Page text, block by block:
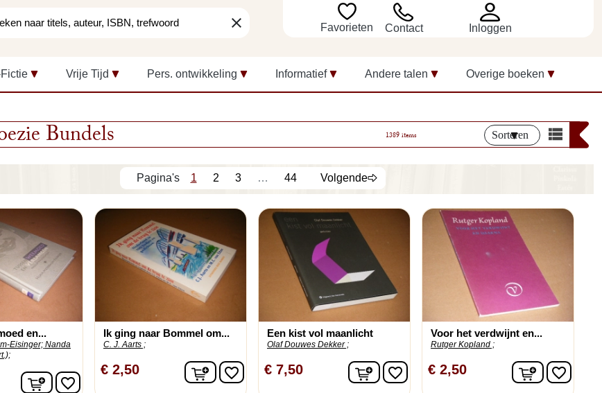
clear Favorieten Contact Inloggen
Vrije Tijd Pers. ontwikkeling Informatief Andere talen Overige boeken
Bundels 1389 items Sorteren
1 2 3 … 44 Volgende
en...
Eisinger; Nanda
In winkelwagen
favorite_border
Ik ging naar Bommel om...
C. J. Aarts ;
€ 2,50 In winkelwagen
favorite_border
Een kist vol maanlicht
Olaf Douwes Dekker ;
€ 7,50 In winkelwagen
favorite_border
Voor het verdwijnt en...
Rutger Kopland ;
€ 2,50 Infavorite_border